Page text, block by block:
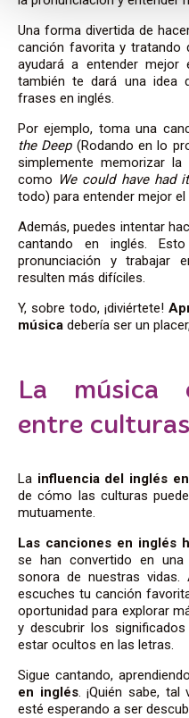
Una forma divertida de
canción favorita y tratando
ayudará a entender mejor
también te dará una idea
frases en inglés.
Por ejemplo, toma una
the Deep(Rodando en lo
simplemente memorizar
como We could have had
todo) para entender mejor
Además, puedes intentar
cantando en inglés.
pronunciación y trabajar
resulten más difíciles.
Y, sobre todo, ¡diviértete!
música debería ser un
La música
entre culturas
La influencia del inglés
de cómo las culturas
mutuamente.
Las canciones en inglés
se han convertido en
sonora de nuestras
escuches tu canción
oportunidad para explorar
y descubrir los
estar ocultos en las letras.
Sigue cantando,
en inglés. ¡Quién sabe,
esté esperando a ser